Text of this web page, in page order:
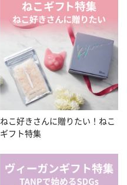
ねこ好きさんに贈りたい！ねこ
ギフト特集